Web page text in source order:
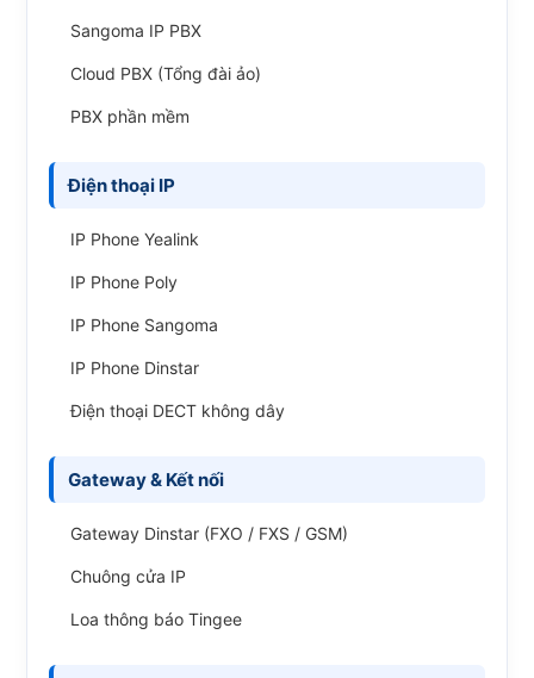
Sangoma IP PBX
Cloud PBX (Tổng đài ảo)
PBX phần mềm
Điện thoại IP
IP Phone Yealink
IP Phone Poly
IP Phone Sangoma
IP Phone Dinstar
Điện thoại DECT không dây
Gateway & Kết nối
Gateway Dinstar (FXO / FXS / GSM)
Chuông cửa IP
Loa thông báo Tingee